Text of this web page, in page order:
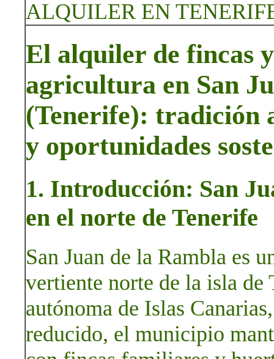
ALQUILER EN
El alquiler de fincas
agricultura en San
(Tenerife): tradición
y oportunidades
1. Introducción: San
en el norte de Tenerife
San Juan de la Rambla es
vertiente norte de la isla de
autónoma de Islas
reducido, el municipio